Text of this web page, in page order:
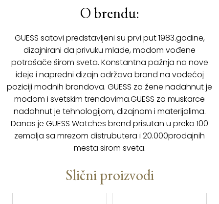
O brendu:
GUESS satovi predstavljeni su prvi put 1983.godine,
dizajnirani da privuku mlade, modom vođene
potrošače širom sveta. Konstantna pažnja na nove
ideje i napredni dizajn održava brand na vodećoj
poziciji modnih brandova. GUESS za žene nadahnut je
modom i svetskim trendovima.GUESS za muskarce
nadahnut je tehnologijom, dizajnom i materijalima.
Danas je GUESS Watches brend prisutan u preko 100
zemalja sa mrezom distrubutera i 20.000prodajnih
mesta sirom sveta.
Slični proizvodi